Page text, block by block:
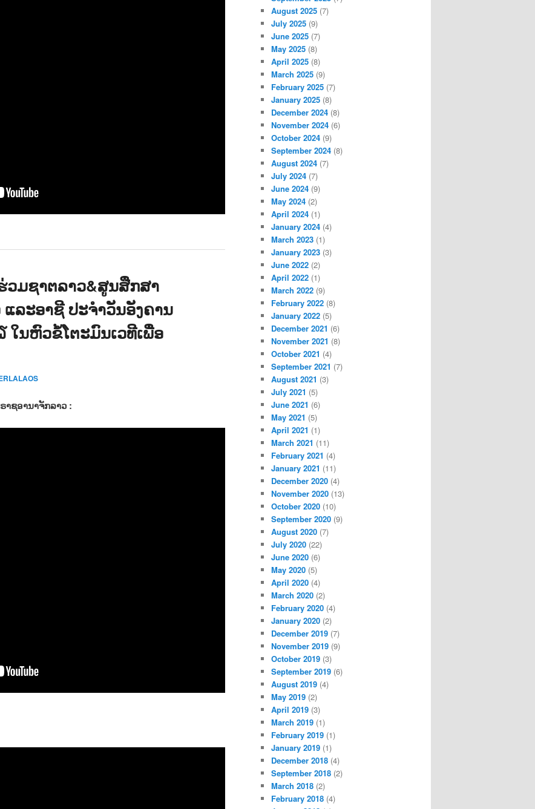
ວມຊາຕລາວ&ສູນສືກສາ
ລະອາຊີ ປະຈຳວັນອັງຄານ
ໃນຫົວຂໍ້ໂຕະມົນເວທີເພື່ອ
າຊອານາຈັກລາວ :
August 2025 (7)
July 2025 (9)
June 2025 (7)
May 2025 (8)
April 2025 (8)
March 2025 (9)
February 2025 (7)
January 2025 (8)
December 2024 (8)
November 2024 (6)
October 2024 (9)
September 2024 (8)
August 2024 (7)
July 2024 (7)
June 2024 (9)
May 2024 (2)
April 2024 (1)
January 2024 (4)
March 2023 (1)
January 2023 (3)
June 2022 (2)
April 2022 (1)
March 2022 (9)
February 2022 (8)
January 2022 (5)
December 2021 (6)
November 2021 (8)
October 2021 (4)
September 2021 (7)
August 2021 (3)
July 2021 (5)
June 2021 (6)
May 2021 (5)
April 2021 (1)
March 2021 (11)
February 2021 (4)
January 2021 (11)
December 2020 (4)
November 2020 (13)
October 2020 (10)
September 2020 (9)
August 2020 (7)
July 2020 (22)
June 2020 (6)
May 2020 (5)
April 2020 (4)
March 2020 (2)
February 2020 (4)
January 2020 (2)
December 2019 (7)
November 2019 (9)
October 2019 (3)
September 2019 (6)
August 2019 (4)
May 2019 (2)
April 2019 (3)
March 2019 (1)
February 2019 (1)
January 2019 (1)
December 2018 (4)
September 2018 (2)
March 2018 (2)
February 2018 (4)